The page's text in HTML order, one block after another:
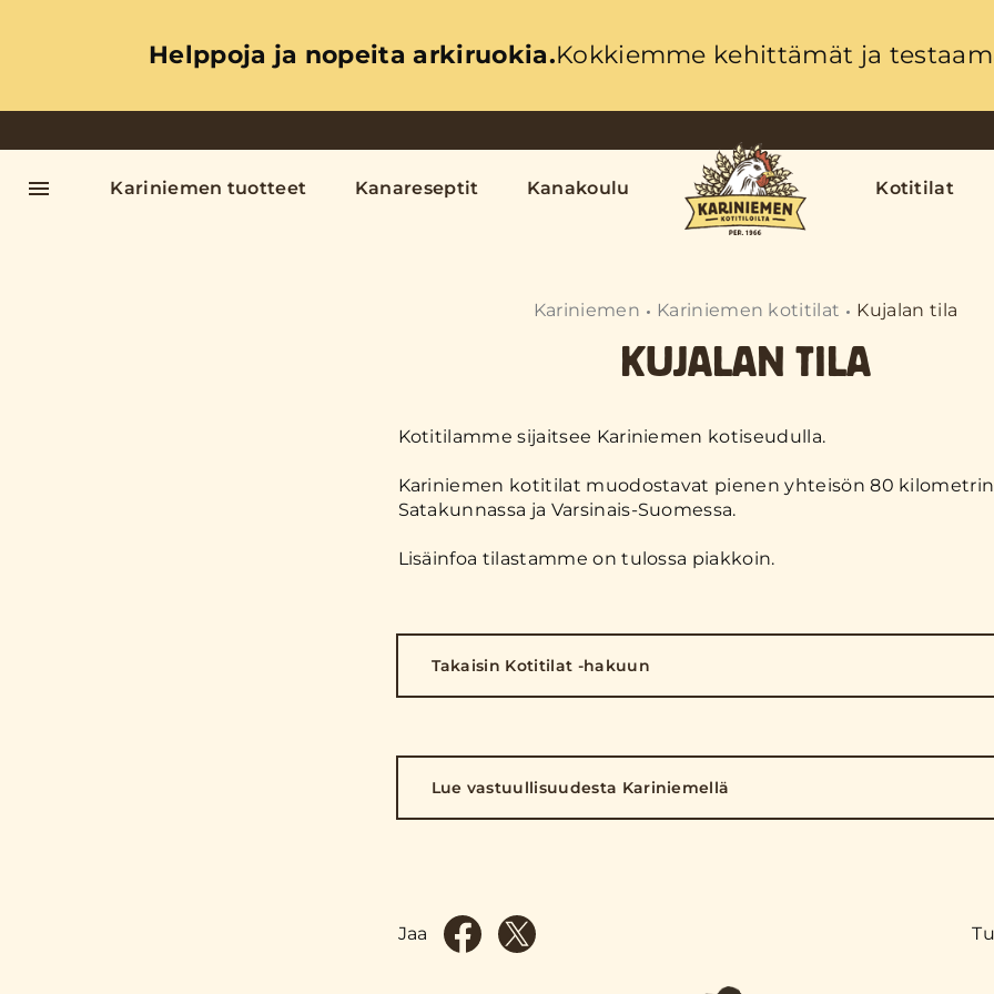
Helppoja ja nopeita arkiruokia.Kokkiemme kehittämät ja
Kariniemen tuotteet Kanareseptit Kanakoulu Kotitilat
Kariniemen Kariniemen kotitilat Kujalan tila
KUJALAN TILA
Kotitilamme sijaitsee Kariniemen kotiseudulla.
Kariniemen kotitilat muodostavat pienen yhteisön 80
Satakunnassa ja Varsinais-Suomessa.
Lisäinfoa tilastamme on tulossa piakkoin.
Takaisin Kotitilat -hakuun
Lue vastuullisuudesta Kariniemellä
Jaa